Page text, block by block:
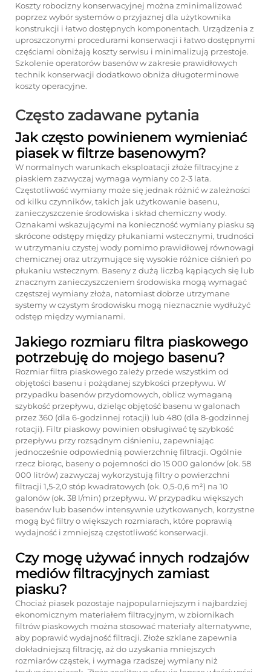
Koszty robocizny konserwacyjnej można zminimalizować
poprzez wybór systemów o przyjaznej dla użytkownika
konstrukcji i łatwo dostępnych komponentach. Urządzenia z
uproszczonymi procedurami konserwacji i łatwo dostępnymi
częściami obniżają koszty serwisu i minimalizują przestoje.
Szkolenie operatorów basenów w zakresie prawidłowych
technik konserwacji dodatkowo obniża długoterminowe
koszty operacyjne.
Często zadawane pytania
Jak często powinienem wymieniać
piasek w filtrze basenowym?
W normalnych warunkach eksploatacji złoże filtracyjne z
piaskiem zazwyczaj wymaga wymiany co 2-3 lata.
Częstotliwość wymiany może się jednak różnić w zależności
od kilku czynników, takich jak użytkowanie basenu,
zanieczyszczenie środowiska i skład chemiczny wody.
Oznakami wskazującymi na konieczność wymiany piasku są
skrócone odstępy między płukaniami wstecznymi, trudności
w utrzymaniu czystej wody pomimo prawidłowej równowagi
chemicznej oraz utrzymujące się wysokie różnice ciśnień po
płukaniu wstecznym. Baseny z dużą liczbą kąpiących się lub
znacznym zanieczyszczeniem środowiska mogą wymagać
częstszej wymiany złoża, natomiast dobrze utrzymane
systemy w czystym środowisku mogą nieznacznie wydłużyć
odstęp między wymianami.
Jakiego rozmiaru filtra piaskowego
potrzebuję do mojego basenu?
Rozmiar filtra piaskowego zależy przede wszystkim od
objętości basenu i pożądanej szybkości przepływu. W
przypadku basenów przydomowych, oblicz wymaganą
szybkość przepływu, dzieląc objętość basenu w galonach
przez 360 (dla 6-godzinnej rotacji) lub 480 (dla 8-godzinnej
rotacji). Filtr piaskowy powinien obsługiwać tę szybkość
przepływu przy rozsądnym ciśnieniu, zapewniając
jednocześnie odpowiednią powierzchnię filtracji. Ogólnie
rzecz biorąc, baseny o pojemności do 15 000 galonów (ok. 58
000 litrów) zazwyczaj wykorzystują filtry o powierzchni
filtracji 1,5-2,0 stóp kwadratowych (ok. 0,5-0,6 m²) na 10
galonów (ok. 38 l/min) przepływu. W przypadku większych
basenów lub basenów intensywnie użytkowanych, korzystne
mogą być filtry o większych rozmiarach, które poprawią
wydajność i zmniejszą częstotliwość konserwacji.
Czy mogę używać innych rodzajów
mediów filtracyjnych zamiast
piasku?
Chociaż piasek pozostaje najpopularniejszym i najbardziej
ekonomicznym materiałem filtracyjnym, w zbiornikach
filtrów piaskowych można stosować materiały alternatywne,
aby poprawić wydajność filtracji. Złoże szklane zapewnia
dokładniejszą filtrację, aż do uzyskania mniejszych
rozmiarów cząstek, i wymaga rzadszej wymiany niż